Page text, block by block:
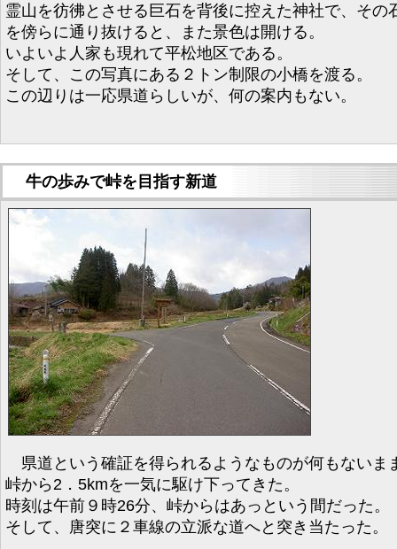
霊山を彷彿とさせる巨石を背後に控えた神社で、その
を傍らに通り抜けると、また景色は開ける。
いよいよ人家も現れて平松地区である。
そして、この写真にある２トン制限の小橋を渡る。
この辺りは一応県道らしいが、何の案内もない。
牛の歩みで峠を目指す新道
県道という確証を得られるようなものが何もないま
峠から2．5kmを一気に駆け下ってきた。
時刻は午前９時26分、峠からはあっという間だった。
そして、唐突に２車線の立派な道へと突き当たった。